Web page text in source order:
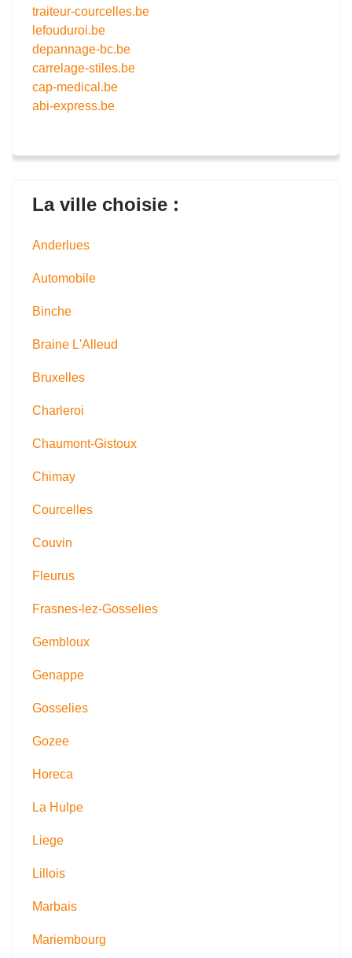
traiteur-courcelles.be
lefouduroi.be
depannage-bc.be
carrelage-stiles.be
cap-medical.be
abi-express.be
La ville choisie :
Anderlues
Automobile
Binche
Braine L'Alleud
Bruxelles
Charleroi
Chaumont-Gistoux
Chimay
Courcelles
Couvin
Fleurus
Frasnes-lez-Gosselies
Gembloux
Genappe
Gosselies
Gozee
Horeca
La Hulpe
Liege
Lillois
Marbais
Mariembourg